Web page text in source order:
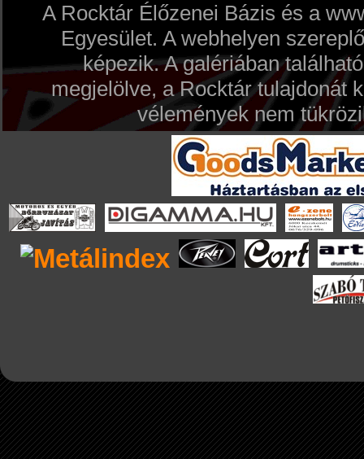
A Rocktár Élőzenei Bázis és a
Egyesület. A webhelyen
képezik. A galériában
megjelölve, a Rocktár tulajdonát
vélemények nem